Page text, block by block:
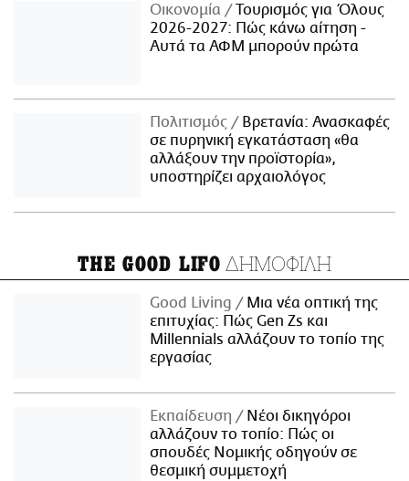
Οικονομία
Τουρισμός για Όλους
2026-2027: Πώς κάνω αίτηση -
Αυτά τα ΑΦΜ μπορούν πρώτα
Πολιτισμός
Βρετανία: Ανασκαφές
σε πυρηνική εγκατάσταση «θα
αλλάξουν την προϊστορία»,
υποστηρίζει αρχαιολόγος
THE GOOD LIFO ΔΗΜΟΦΙΛΗ
Good Living
Μια νέα οπτική της
επιτυχίας: Πώς Gen Zs και
Millennials αλλάζουν το τοπίο της
εργασίας
Εκπαίδευση
Νέοι δικηγόροι
αλλάζουν το τοπίο: Πώς οι
σπουδές Νομικής οδηγούν σε
θεσμική συμμετοχή